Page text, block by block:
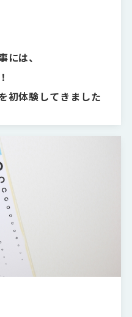
には、
初体験してきました